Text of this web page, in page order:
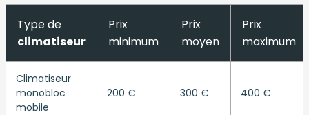
Type de
climatiseur
Prix
minimum
Prix
moyen
Prix
maximum
Climatiseur
monobloc
mobile
200 € 300 € 400 €